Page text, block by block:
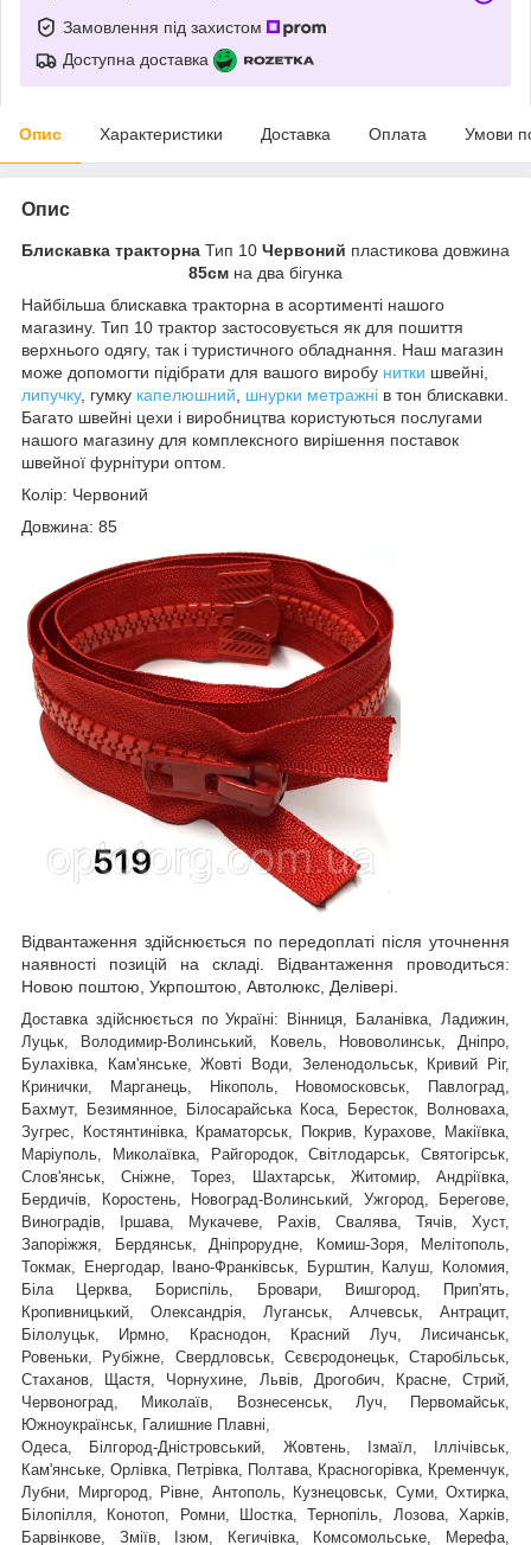
Замовлення під захистом
Доступна доставка
Опис Характеристики Доставка Оплата Умови
Опис
Блискавка тракторна Тип 10 Червоний пластикова довжина
85см на два бігунка
Найбільша блискавка тракторна в асортименті нашого
магазину. Тип 10 трактор застосовується як для пошиття
верхнього одягу, так і туристичного обладнання. Наш магазин
може допомогти підібрати для вашого виробу нитки швейні,
липучку, гумку капелюшний шнурки метражні в тон блискавки.
Багато швейні цехи і виробництва користуються послугами
нашого магазину для комплексного вирішення поставок
швейної фурнітури оптом.
Колір: Червоний
Довжина: 85
Відвантаження здійснюється по передоплаті після уточнення
наявності позицій на складі. Відвантаження проводиться:
Новою поштою, Укрпоштою, Автолюкс, Делівері.
Доставка здійснюється по Україні: Вінниця, Баланівка, Ладижин,
Луцьк, Володимир-Волинський, Ковель, Нововолинськ, Дніпро,
Булахівка, Кам'янське, Жовті Води, Зеленодольськ, Кривий Ріг,
Кринички, Марганець, Нікополь, Новомосковськ, Павлоград,
Бахмут, Безимянное, Білосарайська Коса, Бересток, Волноваха,
Зугрес, Костянтинівка, Краматорськ, Покрив, Курахове, Макіївка,
Маріуполь, Миколаївка, Райгородок, Світлодарськ, Святогірськ,
Слов'янськ, Сніжне, Торез, Шахтарськ, Житомир, Андріївка,
Бердичів, Коростень, Новоград-Волинський, Ужгород, Берегове,
Виноградів, Іршава, Мукачеве, Рахів, Свалява, Тячів, Хуст,
Запоріжжя, Бердянськ, Дніпрорудне, Комиш-Зоря, Мелітополь,
Токмак, Енергодар, Івано-Франківськ, Бурштин, Калуш, Коломия,
Біла Церква, Бориспіль, Бровари, Вишгород, Прип'ять,
Кропивницький, Олександрія, Луганськ, Алчевськ, Антрацит,
Білолуцьк, Ирмно, Краснодон, Красний Луч, Лисичанськ,
Ровеньки, Рубіжне, Свердловськ, Сєвєродонецьк, Старобільськ,
Стаханов, Щастя, Чорнухине, Львів, Дрогобич, Красне, Стрий,
Червоноград,
Миколаїв, Вознесенськ, Луч, Первомайськ,
Южноукраїнськ, Галишние Плавні,
Одеса, Білгород-Дністровський, Жовтень, Ізмаїл, Іллічівськ,
Кам'янське, Орлівка, Петрівка, Полтава, Красногорівка, Кременчук,
Лубни, Миргород, Рівне, Антополь, Кузнецовськ, Суми, Охтирка,
Білопілля, Конотоп, Ромни, Шостка, Тернопіль, Лозова, Харків,
Барвінкове, Зміїв, Ізюм, Кегичівка, Комсомольське, Мерефа,